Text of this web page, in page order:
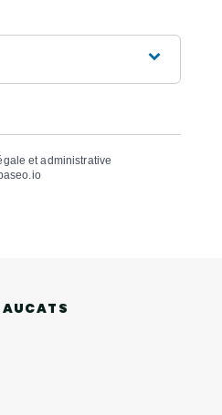
et administrative